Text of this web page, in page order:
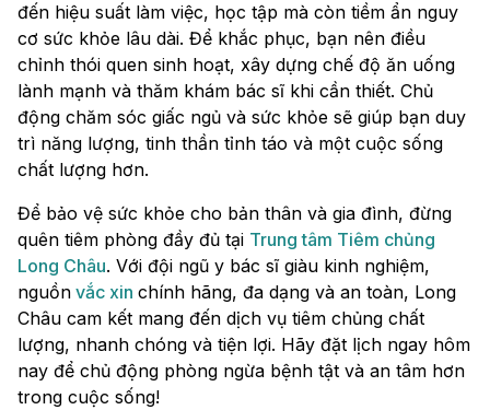
đến hiệu suất làm việc, học tập mà còn tiềm ẩn nguy
cơ sức khỏe lâu dài. Để khắc phục, bạn nên điều
chỉnh thói quen sinh hoạt, xây dựng chế độ ăn uống
lành mạnh và thăm khám bác sĩ khi cần thiết. Chủ
động chăm sóc giấc ngủ và sức khỏe sẽ giúp bạn duy
trì năng lượng, tinh thần tỉnh táo và một cuộc sống
chất lượng hơn.
Để bảo vệ sức khỏe cho bản thân và gia đình, đừng
quên tiêm phòng đầy đủ tại Trung tâm Tiêm chủng
Long Châu. Với đội ngũ y bác sĩ giàu kinh nghiệm,
nguồn vắc xin chính hãng, đa dạng và an toàn, Long
Châu cam kết mang đến dịch vụ tiêm chủng chất
lượng, nhanh chóng và tiện lợi. Hãy đặt lịch ngay hôm
nay để chủ động phòng ngừa bệnh tật và an tâm hơn
trong cuộc sống!